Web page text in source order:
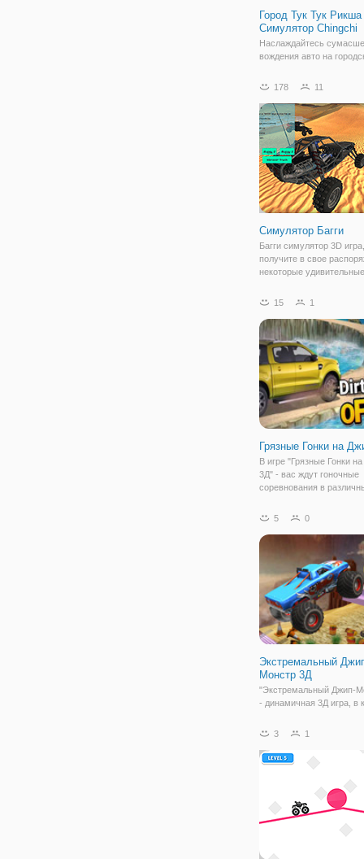
Город Тук Тук Рикша
Симулятор Chingchi
Наслаждайтесь
вождения авто на
моторикша. Не упустите
реального вождения
Проверьте свои навыки
в авто Тук Тук Тук Тук
178 11
Симулятор Багги
Багги симулятор 3D
получите в свое
некоторые удивительные
окружающей среде,
ездить и получать
столько,
15 1
Грязные Гонки на
В игре "Грязные Гонки
3Д" - вас ждут гоночные
соревнования в
зеленое поле, пустыня и
реалистичной графикой!
игре 3 игровых
5 0
Экстремальный
Монстр 3Д
"Экстремальный Джип-
- динамичная 3Д игра, в
множество
управлением будет
задача заключается в
3 1